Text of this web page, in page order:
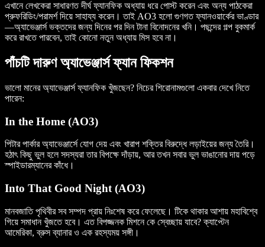
এখানে লেখকেরা সাধারণত দীর্ঘ ফ্যানফিক অধ্যায় ধরে পোস্ট করেন এবং অন্য পাঠকেরা
প্রুফরিডিং/পরামর্শ দিয়ে সাহায্য করেন। তাই AO3 হলো গুণগত ফ্যানওয়ার্কের ভাণ্ডার
—অ্যাভেঞ্জার্স ভক্তদের জন্য দিনের পর দিন টানা বিনোদনের খনি। পছন্দের গল্প বুকমার্ক
করে রাখতে পারবেন, তাই কোনো নতুন অধ্যায় মিস হবে না।
পাঁচটি দারুণ অ্যাভেঞ্জার্স ফ্যান ফিকশন
ভালো মানের অ্যাভেঞ্জার্স ফ্যানফিক খুঁজছেন? নিচের শিরোনামগুলো একবার দেখে নিতে
পারেন:
In the Home (AO3)
পিটার পার্কার অ্যাভেঞ্জার্সে যোগ দেয় এবং খারাপ শক্তির বিরুদ্ধে লড়াইয়ের জন্য তৈরি।
হঠাৎ কিছু ভুল হলে সদস্যরা তার বিপক্ষে দাঁড়ায়, আর তখন সবার ভুল ভাঙানোর দায় পড়ে
স্পাইডারম্যানের কাঁধে।
Into That Good Night (AO3)
মানবজাতি পৃথিবীর সব সম্পদ প্রায় নিঃশেষ করে ফেলেছে। টিকে থাকার আশায় মহাবিশ্বে
গিয়ে সমাধান খুঁজতে হবে। এত বিপজ্জনক মিশনে কে স্বেচ্ছায় যাবে? ক্যাপ্টেন
আমেরিকা, ব্রুস ব্যানার ও এক রহস্যময় সঙ্গী।